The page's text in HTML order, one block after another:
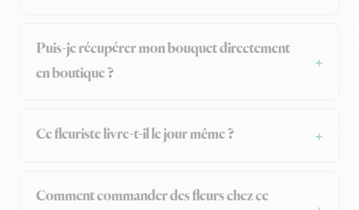
Puis-je récupérer mon bouquet directement
en boutique ?
Ce fleuriste livre-t-il le jour même ?
Comment commander des fleurs chez ce